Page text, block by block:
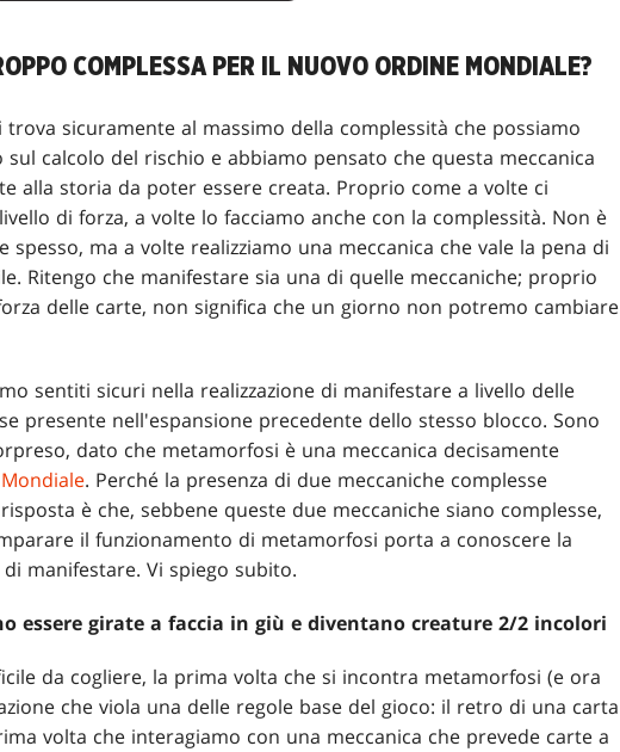
COMPLESSA PER IL NUOVO ORDINE MONDIALE?
sicuramente al massimo della complessità che possiamo
sul calcolo del rischio e abbiamo pensato che questa meccanica
alla storia da poter essere creata. Proprio come a volte ci
di forza, a volte lo facciamo anche con la complessità. Non è
ma a volte realizziamo una meccanica che vale la pena di
Ritengo che manifestare sia una di quelle meccaniche; proprio
delle carte, non significa che un giorno non potremo cambiare
sentiti sicuri nella realizzazione di manifestare a livello delle
presente nell'espansione precedente dello stesso blocco. Sono
dato che metamorfosi è una meccanica decisamente
. Perché la presenza di due meccaniche complesse
è che, sebbene queste due meccaniche siano complesse,
il funzionamento di metamorfosi porta a conoscere la
manifestare. Vi spiego subito.
essere girate a faccia in giù e diventano creature 2/2 incolori
da cogliere, la prima volta che si incontra metamorfosi (e ora
che viola una delle regole base del gioco: il retro di una carta
volta che interagiamo con una meccanica che prevede carte a